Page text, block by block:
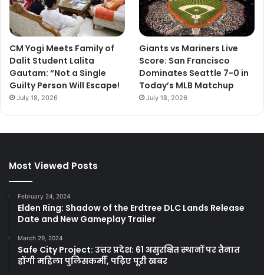
CM Yogi Meets Family of
Dalit Student Lalita
Gautam: “Not a Single
Guilty Person Will Escape!
July 18, 2026
Giants vs Mariners Live
Score: San Francisco
Dominates Seattle 7-0 in
Today’s MLB Matchup
July 18, 2026
Most Viewed Posts
February 24, 2024
Elden Ring: Shadow of the Erdtree DLC Lands Release
Date and New Gameplay Trailer
March 29, 2024
Safe City Project: उत्तर प्रदेश: 61 असुरक्षित स्थानों पर तैनात
होंगी महिला पुलिसकर्मी, पढ़िए पूरी खबर